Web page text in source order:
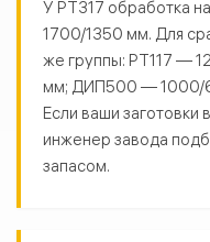
У РТ317 обработка
1700/1350 мм. Для
же группы: РТ117 —
мм; ДИП500 — 1000/
Если ваши заготовки
инженер завода
запасом.